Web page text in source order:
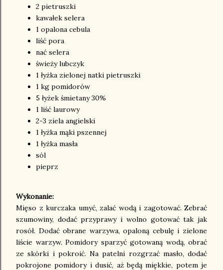
2 pietruszki
kawałek selera
1 opalona cebula
liść pora
nać selera
świeży lubczyk
1 łyżka zielonej natki pietruszki
1 kg pomidorów
5 łyżek śmietany 30%
1 liść laurowy
2-3 ziela angielski
1 łyżka mąki pszennej
1 łyżka masła
sól
pieprz
Wykonanie:
Mięso z kurczaka umyć, zalać wodą i zagotować. Zebrać
szumowiny, dodać przyprawy i wolno gotować tak jak
rosół. Dodać obrane warzywa, opaloną cebulę i zielone
liście warzyw. Pomidory sparzyć gotowaną wodą, obrać
ze skórki i pokroić. Na patelni rozgrzać masło, dodać
pokrojone pomidory i dusić, aż będą miękkie, potem je